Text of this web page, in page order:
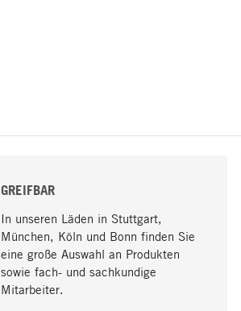
GREIFBAR
In unseren Läden in Stuttgart,
München, Köln und Bonn finden Sie
eine große Auswahl an Produkten
sowie fach- und sachkundige
Mitarbeiter.